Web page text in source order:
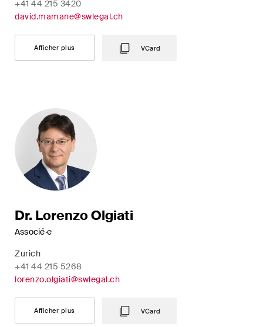
+41 44 215 3420
david.mamane@swlegal.ch
Afficher plus VCard
Dr. Lorenzo Olgiati
Associé·e
Zurich
+41 44 215 5268
lorenzo.olgiati@swlegal.ch
Afficher plus VCard